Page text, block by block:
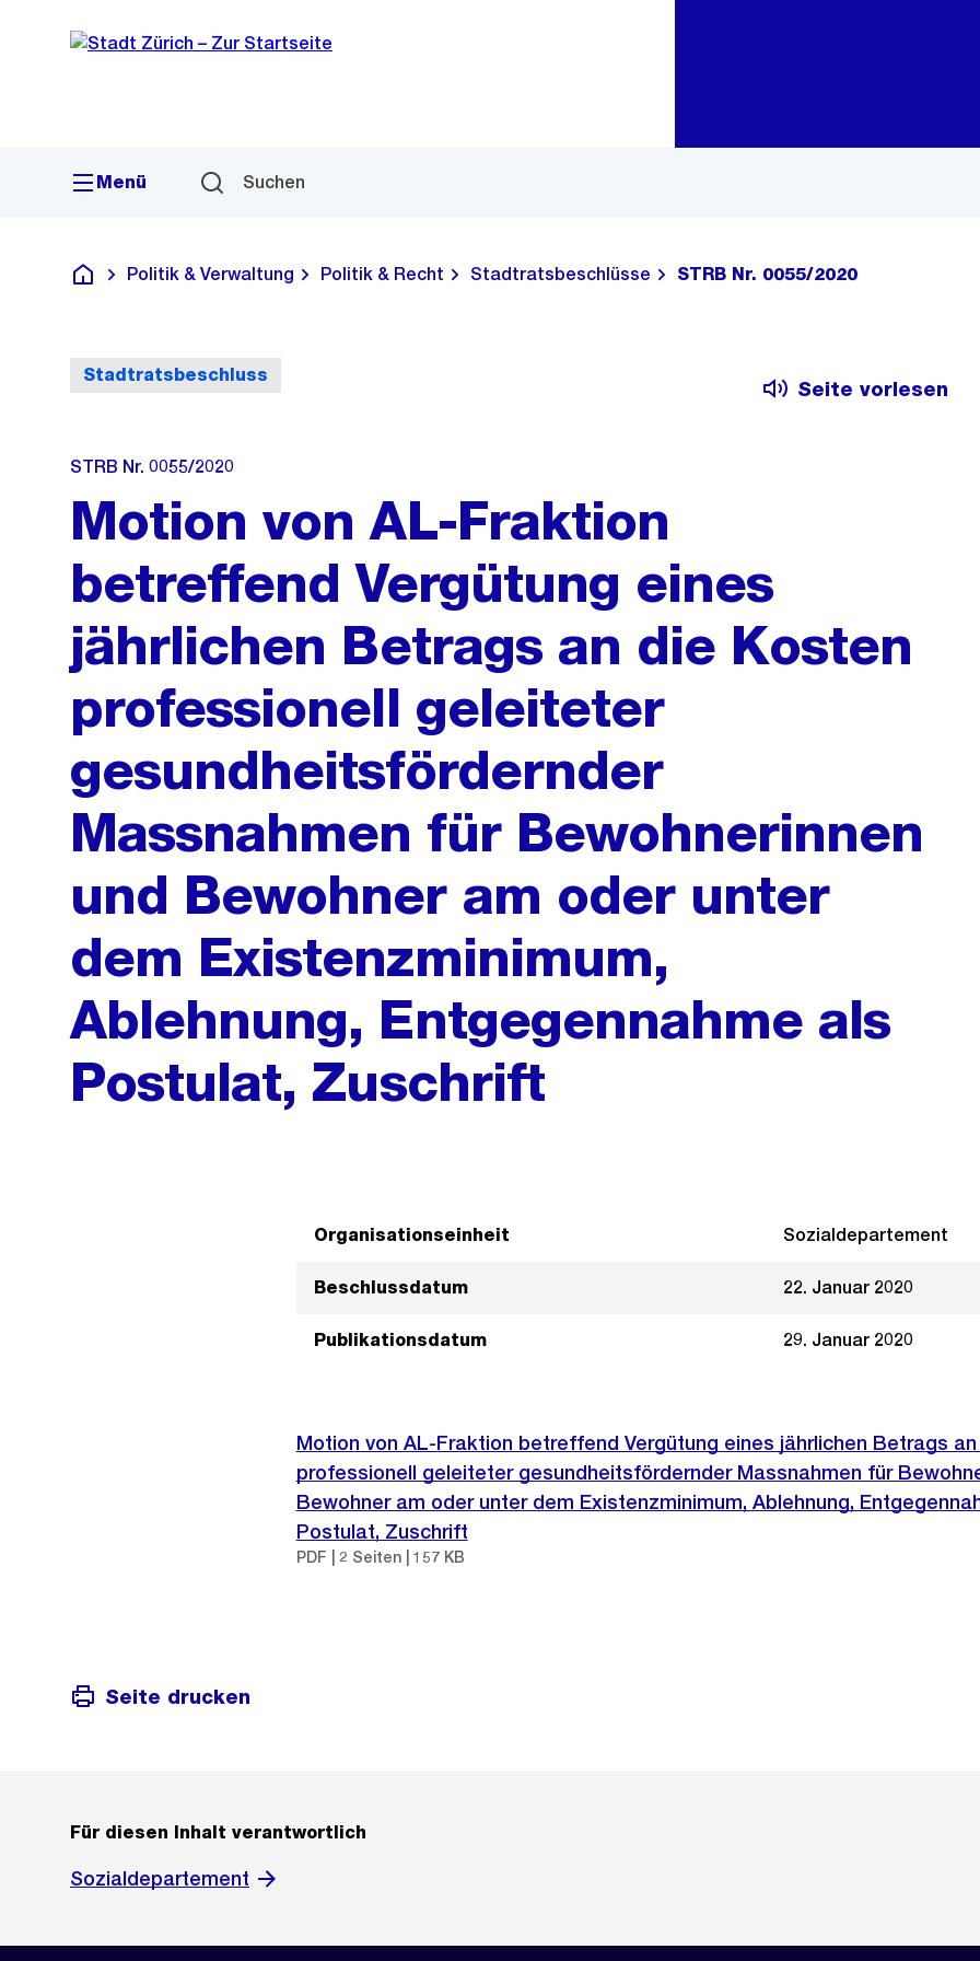
Navigation
Sprunglink
Menü Suchen
Deutsch
Politik & Verwaltung Politik & Recht Stadtratsbeschlüsse STRB Nr. 0055/2020
Stadtratsbeschluss
Seite vorlesen
STRB Nr. 0055/2020
Motion von AL-Fraktion
betreffend Vergütung eines
jährlichen Betrags an die Kosten
professionell geleiteter
gesundheitsfördernder
Massnahmen für Bewohnerinnen
und Bewohner am oder unter
dem Existenzminimum,
Ablehnung, Entgegennahme als
Postulat, Zuschrift
Organisationseinheit Sozialdepartement
Beschlussdatum 22. Januar 2020
Publikationsdatum 29. Januar 2020
Motion von AL-Fraktion betreffend Vergütung eines jährlichen Betrags
professionell geleiteter gesundheitsfördernder Massnahmen für
Bewohner am oder unter dem Existenzminimum, Ablehnung,
Postulat, Zuschrift
PDF | 2 Seiten | 157 KB
Seite drucken
Für diesen Inhalt verantwortlich
Sozialdepartement